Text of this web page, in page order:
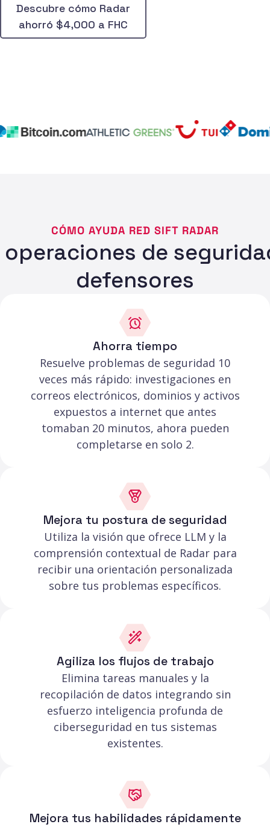
Descubre cómo Radar
ahorró $4,000 a FHC
CÓMO AYUDA RED SIFT RADAR
de
defensores
Ahorra tiempo
Resuelve problemas de seguridad 10
veces más rápido: investigaciones en
correos electrónicos, dominios y activos
expuestos a internet que antes
tomaban 20 minutos, ahora pueden
completarse en solo 2.
Mejora tu postura de seguridad
Utiliza la visión que ofrece LLM y la
comprensión contextual de Radar para
recibir una orientación personalizada
sobre tus problemas específicos.
Agiliza los flujos de trabajo
Elimina tareas manuales y la
recopilación de datos integrando sin
esfuerzo inteligencia profunda de
ciberseguridad en tus sistemas
existentes.
Mejora tus habilidades rápidamente